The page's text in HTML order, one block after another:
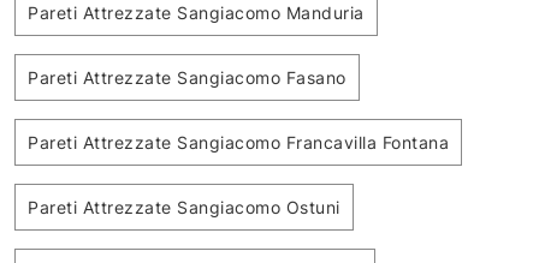
Pareti Attrezzate Sangiacomo Manduria
Pareti Attrezzate Sangiacomo Fasano
Pareti Attrezzate Sangiacomo Francavilla Fontana
Pareti Attrezzate Sangiacomo Ostuni